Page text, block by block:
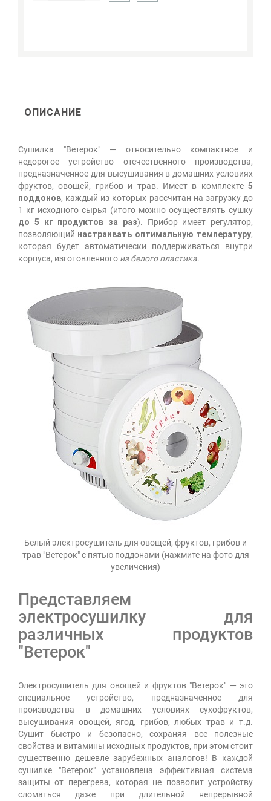
ОПИСАНИЕ
Сушилка "Ветерок" — относительно компактное и
недорогое устройство отечественного производства,
предназначенное для высушивания в домашних условиях
фруктов, овощей, грибов и трав. Имеет в комплекте 5
поддонов, каждый из которых рассчитан на загрузку до
1 кг исходного сырья (итого можно осуществлять сушку
до 5 кг продуктов за раз). Прибор имеет регулятор,
позволяющий настраивать оптимальную температуру,
которая будет автоматически поддерживаться внутри
корпуса, изготовленного из белого пластика.
Белый электросушитель для овощей, фруктов, грибов и
трав "Ветерок" с пятью поддонами (нажмите на фото для
увеличения)
Представляем
электросушилку для
различных продуктов
"Ветерок"
Электросушитель для овощей и фруктов "Ветерок" — это
специальное устройство, предназначенное для
производства в домашних условиях сухофруктов,
высушивания овощей, ягод, грибов, любых трав и т.д.
Сушит быстро и безопасно, сохраняя все полезные
свойства и витамины исходных продуктов, при этом стоит
существенно дешевле зарубежных аналогов! В каждой
сушилке "Ветерок" установлена эффективная система
защиты от перегрева, которая не позволит устройству
сломаться даже при длительной непрерывной